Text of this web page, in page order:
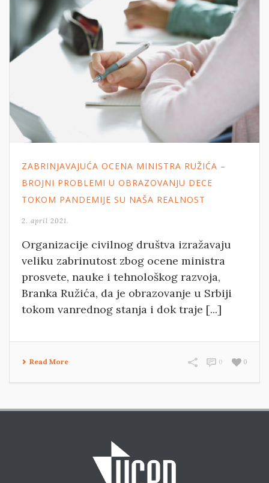
ZABRINJAVAJUĆA OCENA MINISTRA RUŽIĆA –
BROJNI PROBLEMI U OBRAZOVANJU DECE
TOKOM PANDEMIJE SU NAŠA REALNOST
2. april 2021.
Organizacije civilnog društva izražavaju
veliku zabrinutost zbog ocene ministra
prosvete, nauke i tehnološkog razvoja,
Branka Ružića, da je obrazovanje u Srbiji
tokom vanrednog stanja i dok traje [...]
Read More 0
0